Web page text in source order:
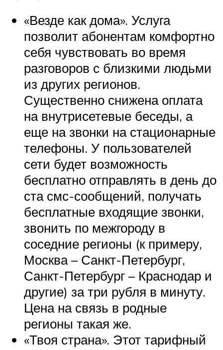
«Везде как дома». Услуга
позволит абонентам комфортно
себя чувствовать во время
разговоров с близкими людьми
из других регионов.
Существенно снижена оплата
на внутрисетевые беседы, а
еще на звонки на стационарные
телефоны. У пользователей
сети будет возможность
бесплатно отправлять в день до
ста смс-сообщений, получать
бесплатные входящие звонки,
звонить по межгороду в
соседние регионы (к примеру,
Москва – Санкт-Петербург,
Санкт-Петербург – Краснодар и
другие) за три рубля в минуту.
Цена на связь в родные
регионы такая же.
«Твоя страна». Этот тарифный